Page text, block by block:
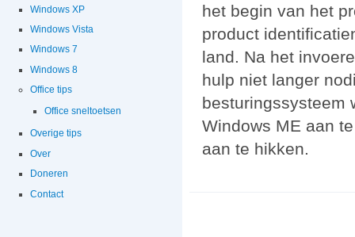
Windows XP
Windows Vista
Windows 7
Windows 8
Office tips
Office sneltoetsen
Overige tips
Over
Doneren
Contact
het begin van het
product
land. Na het
hulp niet langer
besturingssysteem
Windows ME aan
aan te hikken.